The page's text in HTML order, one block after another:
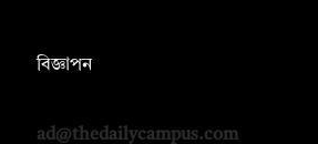
বিজ্ঞাপন
ad@thedailycampus.com